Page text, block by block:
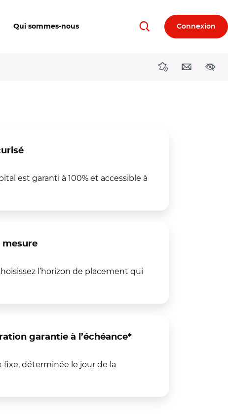
Qui sommes-nous RechercherConnexion
DirectionsContact
est garanti à 100% et accessible à
mesure
l’horizon de placement qui
garantie à l’échéance*
fixe, déterminée le jour de la